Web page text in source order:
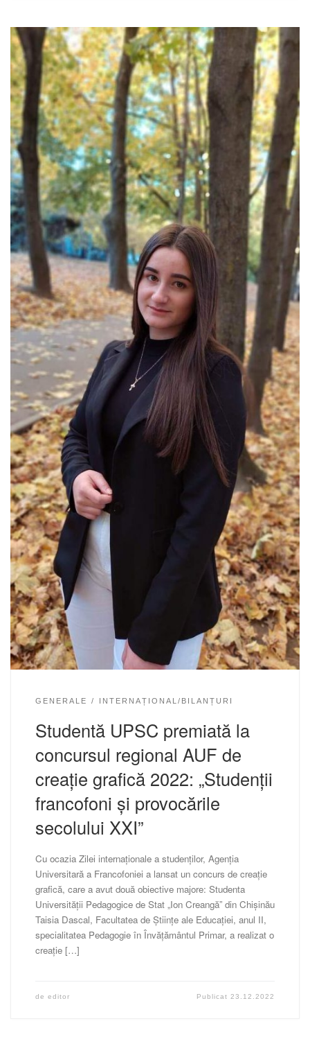
GENERALE INTERNAȚIONAL/BILANȚURI
Studentă UPSC premiată la
concursul regional AUF de
creație grafică 2022: „Studenții
francofoni și provocările
secolului XXI”
Cu ocazia Zilei internaționale a studenților, Agenția
Universitară a Francofoniei a lansat un concurs de creație
grafică, care a avut două obiective majore: Studenta
Universității Pedagogice de Stat „Ion Creangă” din Chișinău
Taisia Dascal, Facultatea de Științe ale Educației, anul II,
specialitatea Pedagogie în Învățământul Primar, a realizat o
creație […]
de editor Publicat23.12.2022